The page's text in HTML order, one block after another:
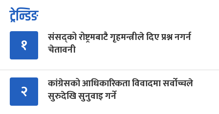
ट्रेन्डिङ
१
संसद्को रोष्ट्रमबाटै गृहमन्त्रीले दिए प्रश्न नगर्न
चेतावनी
२
कांग्रेसको आधिकारिकता विवादमा सर्वोच्चले
सुरुदेखि सुनुवाइ गर्ने